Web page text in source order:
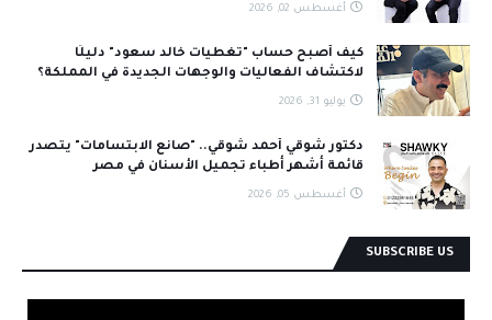
أغسطس 02, 2026
كيف أصبح حساب "تغطيات خالد سعود" دليلًا
لاكتشاف الفعاليات والوجهات الجديدة في المملكة؟
يوليو 31, 2026
دكتور شوقي أحمد شوقي.. "صانع الابتسامات" يتصدر
قائمة أشهر أطباء تجميل الأسنان في مصر
أغسطس 05, 2026
SUBSCRIBE US